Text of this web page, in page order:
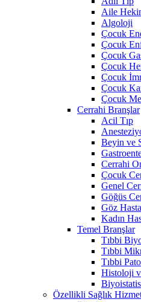
Aile
Algoloji
Çocuk
Çocuk
Çocuk
Çocuk
Çocuk
Çocuk
Çocuk
Cerrahi Branşlar
Acil Tıp
Beyin ve
Cerrahi
Çocuk
Genel
Göğüs
Göz
Kadın
Temel Branşlar
Tıbbi
Tıbbi
Tıbbi
Histoloji
Özellikli Sağlık